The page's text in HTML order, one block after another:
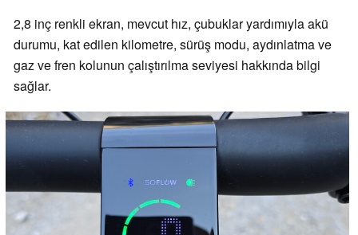
2,8 inç renkli ekran, mevcut hız, çubuklar yardımıyla akü
durumu, kat edilen kilometre, sürüş modu, aydınlatma ve
gaz ve fren kolunun çalıştırılma seviyesi hakkında bilgi
sağlar.